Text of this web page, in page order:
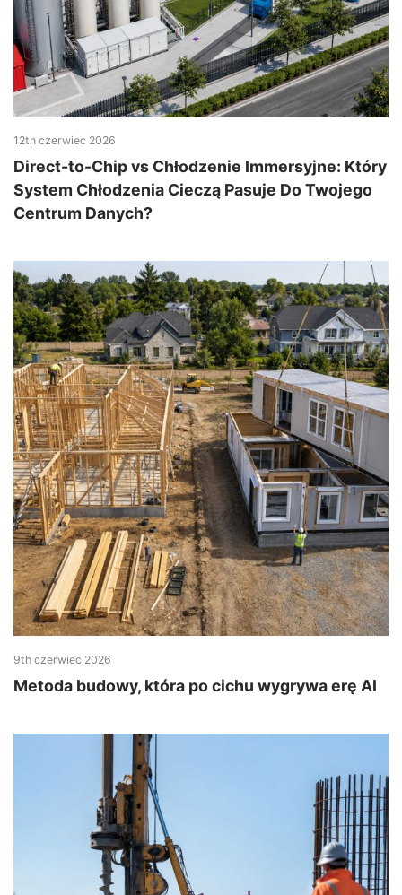
12th czerwiec 2026
Direct-to-Chip vs Chłodzenie Immersyjne: Który
System Chłodzenia Cieczą Pasuje Do Twojego
Centrum Danych?
9th czerwiec 2026
Metoda budowy, która po cichu wygrywa erę AI